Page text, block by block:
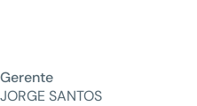
Gerente
JORGE SANTOS